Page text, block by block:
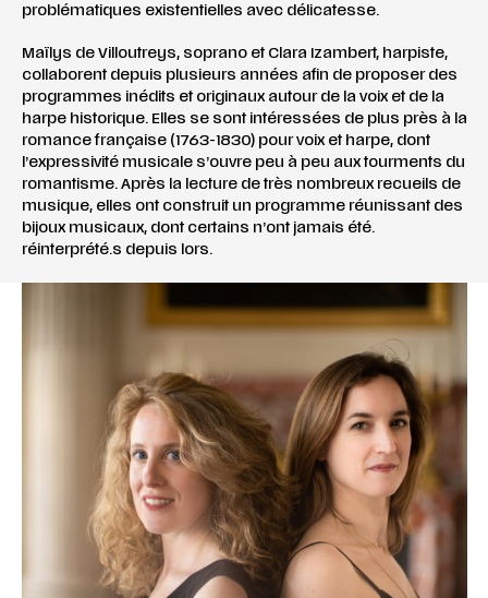
problématiques existentielles avec délicatesse.
Maïlys de Villoutreys, soprano et Clara Izambert, harpiste,
collaborent depuis plusieurs années afin de proposer des
programmes inédits et originaux autour de la voix et de la
harpe historique. Elles se sont intéressées de plus près à la
romance française (1763-1830) pour voix et harpe, dont
l’expressivité musicale s’ouvre peu à peu aux tourments du
romantisme. Après la lecture de très nombreux recueils de
musique, elles ont construit un programme réunissant des
bijoux musicaux, dont certains n’ont jamais été.
réinterprété.s depuis lors.